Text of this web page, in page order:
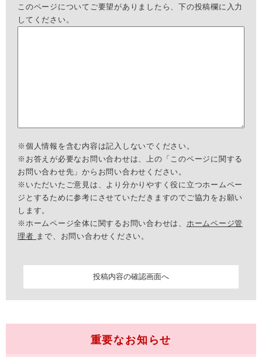
このページについてご要望がありましたら、下の投稿欄に入力
してください。
※個人情報を含む内容は記入しないでください。
※お答えが必要なお問い合わせは、上の「このページに関する
お問い合わせ先」からお問い合わせください。
※いただいたご意見は、より分かりやすく役に立つホームペー
ジとするために参考にさせていただきますのでご協力をお願い
します。
※ホームページ全体に関するお問い合わせは、 ホームページ管
理者 まで、お問い合わせください。
重要なお知らせ